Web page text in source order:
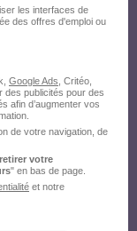
les interfaces de
des offres d'emploi ou
Google Ads , Critéo,
des publicités pour des
afin d’augmenter vos
de votre navigation, de
retirer votre
" en bas de page.
et notre